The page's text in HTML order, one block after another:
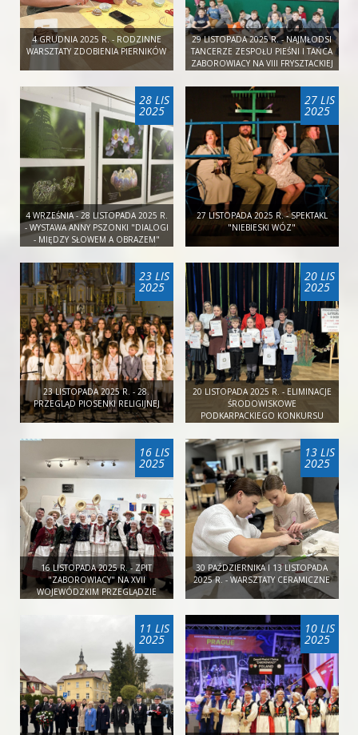
4 GRUDNIA 2025 R. - RODZINNE
WARSZTATY ZDOBIENIA PIERNIKÓW
29 LISTOPADA 2025 R. - NAJMŁODSI
TANCERZE ZESPOŁU PIEŚNI I TAŃCA
ZABOROWIACY NA VIII FRYSZTACKIEJ
28 LIS
2025
4 WRZEŚNIA - 28 LISTOPADA 2025 R.
- WYSTAWA ANNY PSZONKI "DIALOGI
- MIĘDZY SŁOWEM A OBRAZEM"
27 LIS
2025
27 LISTOPADA 2025 R. - SPEKTAKL
"NIEBIESKI WÓZ"
23 LIS
2025
23 LISTOPADA 2025 R. - 28.
PRZEGLĄD PIOSENKI RELIGIJNEJ
20 LIS
2025
20 LISTOPADA 2025 R. - ELIMINACJE
ŚRODOWISKOWE
PODKARPACKIEGO KONKURSU
16 LIS
2025
16 LISTOPADA 2025 R. - ZPIT
"ZABOROWIACY" NA XVII
WOJEWÓDZKIM PRZEGLĄDZIE
13 LIS
2025
30 PAŹDZIERNIKA I 13 LISTOPADA
2025 R. - WARSZTATY CERAMICZNE
11 LIS
2025
10 LIS
2025